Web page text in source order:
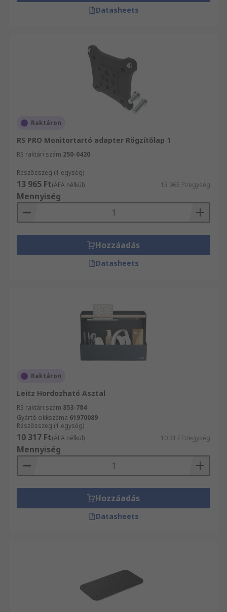
Datasheets
Raktáron
RS PRO Monitortartó adapter Rögzítőlap 1
RS raktári szám 250-0420
Részösszeg (1 egység)
13 965 Ft(ÁFA nélkül) 13 965 Ft/egység
Mennyiség
Hozzáadás
Datasheets
Raktáron
Leitz Hordozható Asztal
RS raktári szám 853-784
Gyártó cikkszáma 61970089
Részösszeg (1 egység)
10 317 Ft(ÁFA nélkül) 10 317 Ft/egység
Mennyiség
Hozzáadás
Datasheets